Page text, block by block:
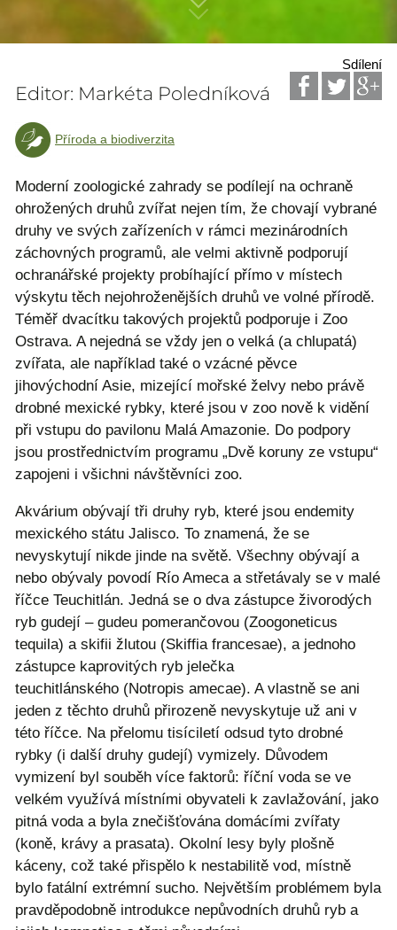
Sdílení
Editor: Markéta Poledníková
Příroda a biodiverzita
Moderní zoologické zahrady se podílejí na ochraně
ohrožených druhů zvířat nejen tím, že chovají vybrané
druhy ve svých zařízeních v rámci mezinárodních
záchovných programů, ale velmi aktivně podporují
ochranářské projekty probíhající přímo v místech
výskytu těch nejohroženějších druhů ve volné přírodě.
Téměř dvacítku takových projektů podporuje i Zoo
Ostrava. A nejedná se vždy jen o velká (a chlupatá)
zvířata, ale například také o vzácné pěvce
jihovýchodní Asie, mizející mořské želvy nebo právě
drobné mexické rybky, které jsou v zoo nově k vidění
při vstupu do pavilonu Malá Amazonie. Do podpory
jsou prostřednictvím programu „Dvě koruny ze vstupu“
zapojeni i všichni návštěvníci zoo.
Akvárium obývají tři druhy ryb, které jsou endemity
mexického státu Jalisco. To znamená, že se
nevyskytují nikde jinde na světě. Všechny obývají a
nebo obývaly povodí Río Ameca a střetávaly se v malé
říčce Teuchitlán. Jedná se o dva zástupce živorodých
ryb gudejí – gudeu pomerančovou (Zoogoneticus
tequila) a skifii žlutou (Skiffia francesae), a jednoho
zástupce kaprovitých ryb jelečka
teuchitlánského (Notropis amecae). A vlastně se ani
jeden z těchto druhů přirozeně nevyskytuje už ani v
této říčce. Na přelomu tisíciletí odsud tyto drobné
rybky (i další druhy gudejí) vymizely. Důvodem
vymizení byl souběh více faktorů: říční voda se ve
velkém využívá místními obyvateli k zavlažování, jako
pitná voda a byla znečišťována domácími zvířaty
(koně, krávy a prasata). Okolní lesy byly plošně
káceny, což také přispělo k nestabilitě vod, místně
bylo fatální extrémní sucho. Největším problémem byla
pravděpodobně introdukce nepůvodních druhů ryb a